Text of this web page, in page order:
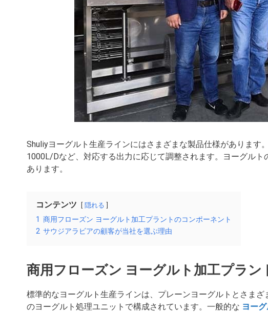
Shuliyヨーグルト生産ラインにはさまざまな製品仕様があります
1000L/Dなど、対応する出力に応じて調整されます。ヨーグル
あります。
コンテンツ 隠れる
1 商用フローズン ヨーグルト加工プラントのコンポーネント
2 サウジアラビアの顧客が当社を選ぶ理由
商用フローズン ヨーグルト加工プラン
標準的なヨーグルト生産ラインは、プレーンヨーグルトとさま
のヨーグルト処理ユニットで構成されています。一般的な ヨー